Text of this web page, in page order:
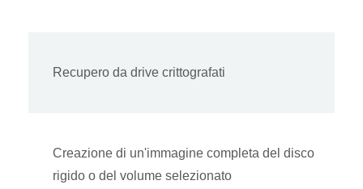
Recupero da drive crittografati
Creazione di un'immagine completa del disco
rigido o del volume selezionato